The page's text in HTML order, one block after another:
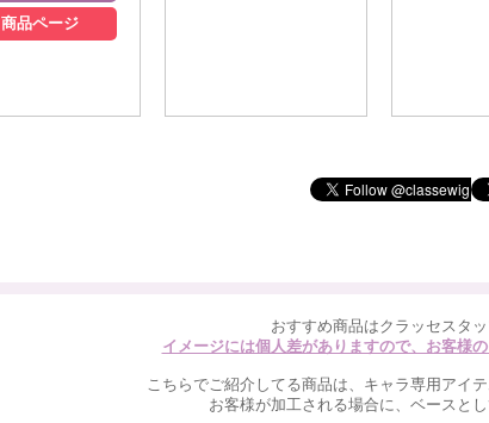
商品ページ
おすすめ商品はクラッセスタ
イメージには個人差がありますので、お客様
こちらでご紹介してる商品は、キャラ専用アイ
お客様が加工される場合に、ベースと